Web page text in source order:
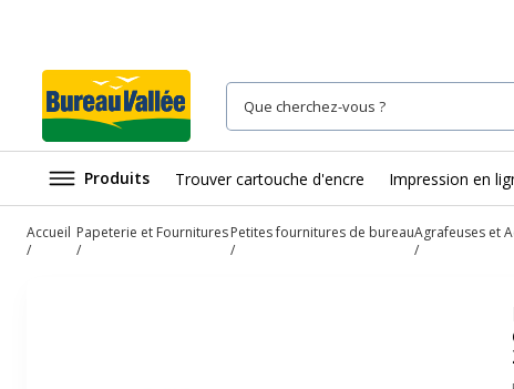
Produits Trouver cartouche d'encre Impression en
Accueil Papeterie et FournituresPetites fournitures de bureauAgrafeuses et